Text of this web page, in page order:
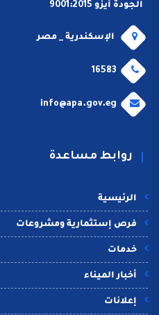
الجودة أيزو 9001:2015
الإسكندرية _ مصر
16583
info@apa.gov.eg
روابط مساعدة
الرئيسية
فرص إستثمارية ومشروعات
خدمات
أخبار الميناء
إعلانات